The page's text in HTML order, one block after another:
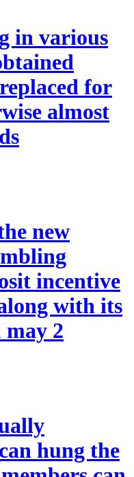
in various
for
almost
new
incentive
with its
may 2
hung the